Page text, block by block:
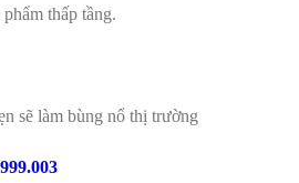
thấp tầng.
sẽ làm bùng nổ thị trường